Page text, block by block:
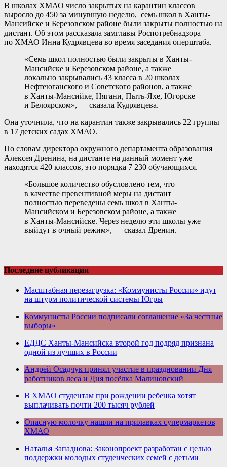
В школах ХМАО число закрытых на карантин классов
выросло до 450 за минувшую неделю, семь школ в Ханты-
Мансийске и Березовском районе были закрыты полностью на
дистант. Об этом рассказала замглавы Роспотребнадзора
по ХМАО Инна Кудрявцева во время заседания оперштаба.
«Семь школ полностью были закрыты в Ханты-
Мансийске и Березовском районе, а также
локально закрывались 43 класса в 20 школах
Нефтеюганского и Советского районов, а также
в Ханты-Мансийке, Нягани, Пыть-Яхе, Югорске
и Белоярском», — сказала Кудрявцева.
Она уточнила, что на карантин также закрывались 22 группы
в 17 детских садах ХМАО.
По словам директора окружного департамента образования
Алексея Дренина, на дистанте на данный момент уже
находятся 420 классов, это порядка 7 230 обучающихся.
«Большое количество обусловлено тем, что
в качестве превентивной меры на дистант
полностью переведены семь школ в Ханты-
Мансийском и Березовском районе, а также
в Ханты-Мансийске. Через неделю эти школы уже
выйдут в очный режим», — сказал Дренин.
Последние публикации
Масштабная перезагрузка: «Коммунисты России» идут
на штурм политической системы Югры
Коммунисты России подписали соглашение «За честные
выборы»
ЕДДС Ханты-Мансийска второй год подряд признана
одной из лучших в России
Андрей Осадчук принял участие в праздновании Дня
работников леса и Дня посёлка Малиновский
В ХМАО студентам при рождении ребенка хотят
выплачивать почти 200 тысяч рублей
Опасную молочку нашли на прилавках супермаркетов
ХМАО
Наталья Западнова: Законопроект разработан с целью
поддержки молодых студенческих семей с детьми